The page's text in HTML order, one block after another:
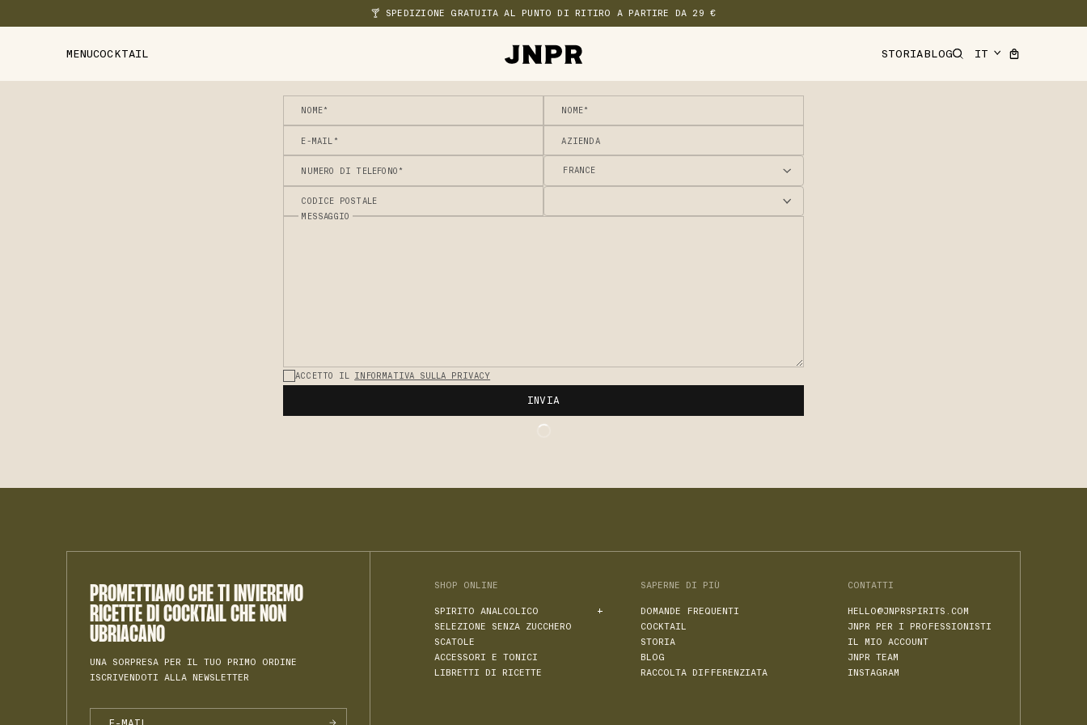
🍸 SPEDIZIONE GRATUITA AL PUNTO DI RITIRO A PARTIRE DA 29 €
MENUCOCKTAIL STORIABLOG
NOME* NOME*
E-MAIL* AZIENDA
NUMERO DI TELEFONO* FRANCE
CODICE POSTALE
MESSAGGIO
ACCETTO IL INFORMATIVA SULLA PRIVACY
INVIA
PROMETTIAMO CHE TI INVIEREMO
RICETTE DI COCKTAIL CHE NON
UBRIACANO
UNA SORPRESA PER IL TUO PRIMO ORDINE
ISCRIVENDOTI ALLA NEWSLETTER
SHOP ONLINE
SPIRITO ANALCOLICO
JNPR N. 1
JNPR N. 2
SELEZIONE SENZA ZUCCHERO
SCATOLE
ACCESSORI E TONICI
LIBRETTI DI RICETTE
SAPERNE DI PIÙ
DOMANDE FREQUENTI
COCKTAIL
STORIA
BLOG
RACCOLTA DIFFERENZIATA
CONTATTI
HELLO@JNPRSPIRITS.COM
JNPR PER I PROFESSIONISTI
IL MIO ACCOUNT
JNPR TEAM
INSTAGRAM